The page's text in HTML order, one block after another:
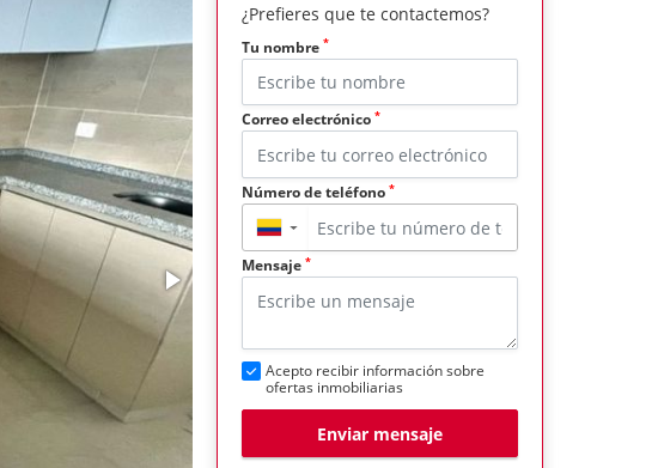
¿Prefieres que te contactemos?
Tu nombre *
Correo electrónico *
Número de teléfono *
▼
Mensaje *
Acepto recibir información sobre
ofertas inmobiliarias
Enviar mensaje